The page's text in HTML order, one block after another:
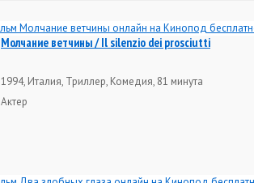
Молчание ветчины / Il silenzio dei prosciutti
1994, Италия, Триллер, Комедия, 81 минута
Актер